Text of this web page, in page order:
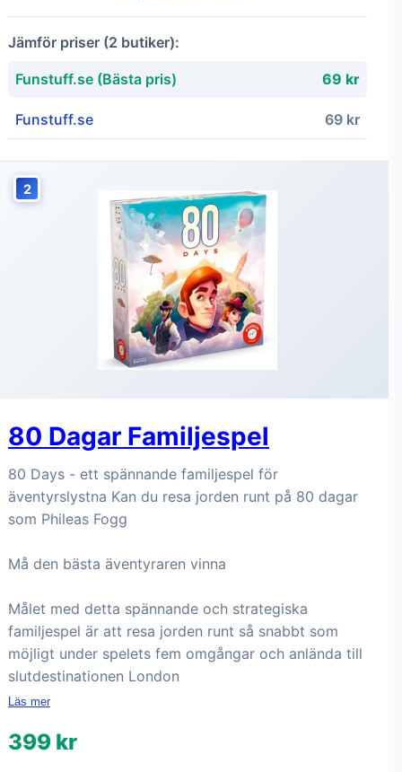
Jämför priser (2 butiker):
Funstuff.se (Bästa pris) 69 kr
Funstuff.se 69 kr
2
80 Dagar Familjespel
80 Days - ett spännande familjespel för
äventyrslystna Kan du resa jorden runt på 80 dagar
som Phileas Fogg
Må den bästa äventyraren vinna
Målet med detta spännande och strategiska
familjespel är att resa jorden runt så snabbt som
möjligt under spelets fem omgångar och anlända till
slutdestinationen London
Läs mer
399 kr